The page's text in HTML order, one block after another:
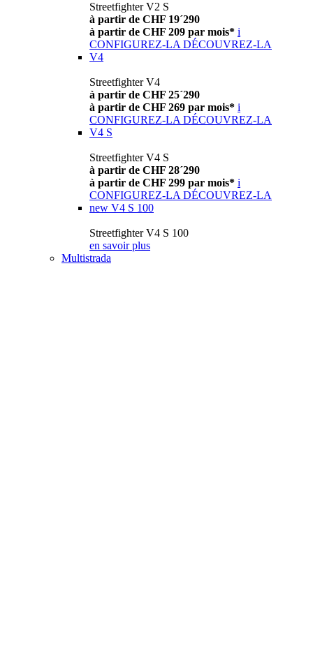
Streetfighter V2 S
à partir de CHF 19´290
à partir de CHF 209 par mois* i
CONFIGUREZ-LA DÉCOUVREZ-LA
V4
Streetfighter V4
à partir de CHF 25´290
à partir de CHF 269 par mois* i
CONFIGUREZ-LA DÉCOUVREZ-LA
V4 S
Streetfighter V4 S
à partir de CHF 28´290
à partir de CHF 299 par mois* i
CONFIGUREZ-LA DÉCOUVREZ-LA
new V4 S 100
Streetfighter V4 S 100
en savoir plus
Multistrada